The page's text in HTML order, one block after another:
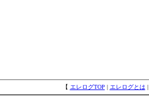
【 エレログTOP | エレログとは